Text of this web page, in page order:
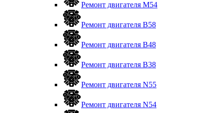
Ремонт двигателя М54
Ремонт двигателя B58
Ремонт двигателя В48
Ремонт двигателя В38
Ремонт двигателя N55
Ремонт двигателя N54